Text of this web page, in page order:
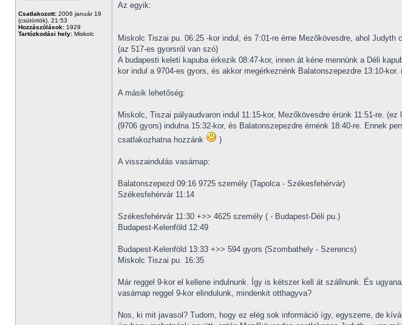
Csatlakozott: 2006 január 19
(csütörtök), 21:53
Hozzászólások: 1929
Tartózkodási hely: Miskolc
Az egyik:
Miskolc Tiszai pu. 06:25 -kor indul, és 7:01-re érne Mezőkövesdre, ahol Judyth
(az 517-es gyorsról van szó)
A budapesti keleti kapuba érkezik 08:47-kor, innen át kéne mennünk a Déli
kor indul a 9704-es gyors, és akkor megérkeznénk Balatonszepezdre 13:10-
A másik lehetőség:
Miskolc, Tiszai pályaudvaron indul 11:15-kor, Mezőkövesdre érünk 11:51-re.
(9706 gyors) indulna 15:32-kor, és Balatonszepezdre érnénk 18:40-re. Ennek
csatlakozhatna hozzánk
)
A visszaindulás vasárnap:
Balatonszepezd 09:16 9725 személy (Tapolca - Székesfehérvár)
Székesfehérvár 11:14
Székesfehérvár 11:30 +>> 4625 személy ( - Budapest-Déli pu.)
Budapest-Kelenföld 12:49
Budapest-Kelenföld 13:33 +>> 594 gyors (Szombathely - Szerencs)
Miskolc Tiszai pu. 16:35
Már reggel 9-kor el kellene indulnunk. Így is kétszer kell át szállnunk. És
vasárnap reggel 9-kor elindulunk, mindenkit otthagyva?
Nos, ki mit javasol? Tudom, hogy ez elég sok információ így, egyszerre, de